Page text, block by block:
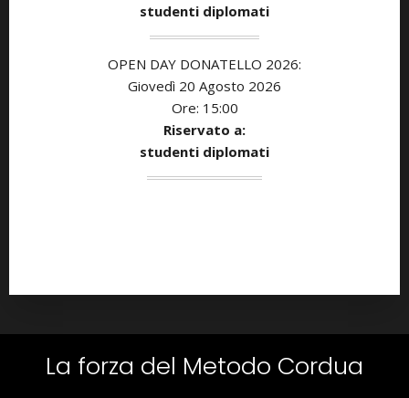
studenti diplomati
OPEN DAY DONATELLO 2026:
Giovedì 20 Agosto 2026
Ore: 15:00
Riservato a:
studenti diplomati
La forza del Metodo Cordua